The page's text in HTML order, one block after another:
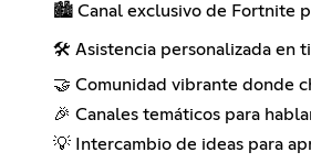
🏙️ Canal exclusivo de Fortnite
🛠️ Asistencia personalizada en
🤝 Comunidad vibrante donde
🎉 Canales temáticos para
💡 Intercambio de ideas para